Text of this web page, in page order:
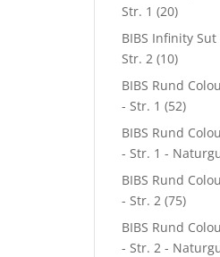
Str. 1 (20)
BIBS Infinity
Str. 2 (10)
BIBS Rund
- Str. 1 (52)
BIBS Rund
- Str. 1 -
BIBS Rund
- Str. 2 (75)
BIBS Rund
- Str. 2 -